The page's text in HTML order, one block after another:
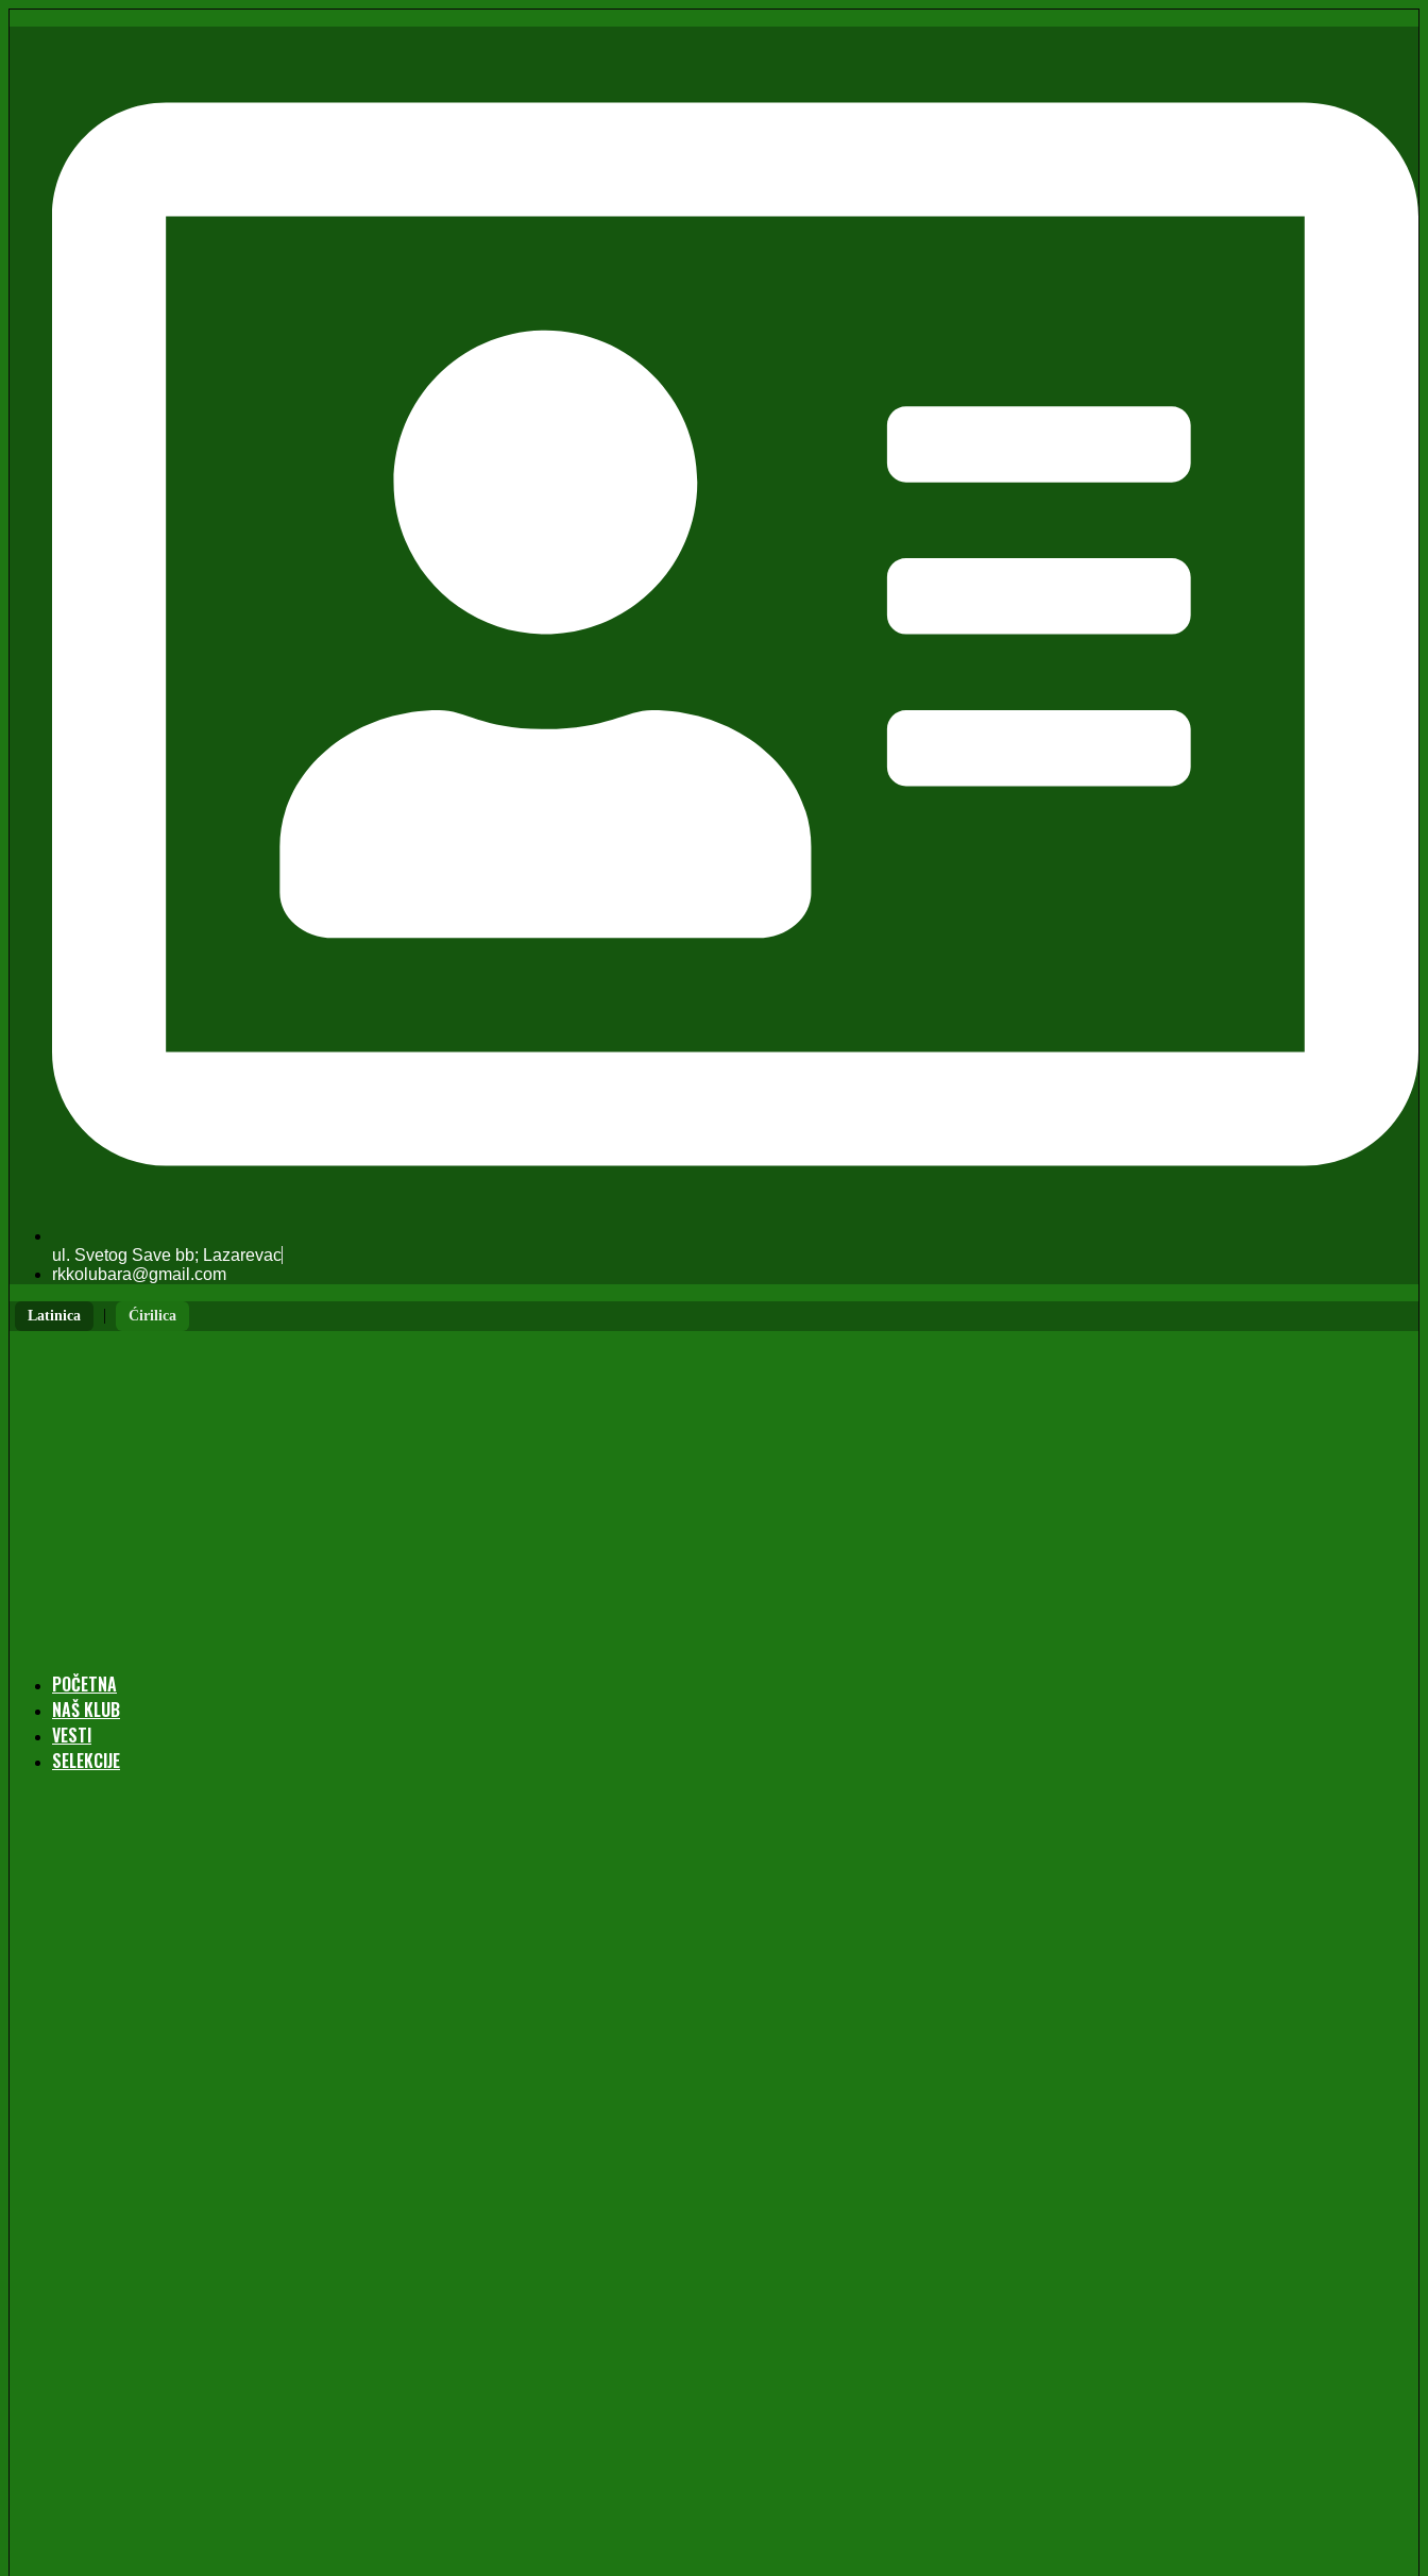
ul. Svetog Save bb; Lazarevac
rkkolubara@gmail.com
Latinica | Ćirilica
POČETNA
NAŠ KLUB
VESTI
SELEKCIJE